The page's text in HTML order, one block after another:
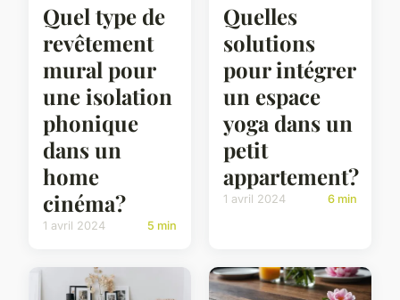
Quel type de
revêtement
mural pour
une isolation
phonique
dans un
home
cinéma?
1 avril 2024 5 min
Quelles
solutions
pour intégrer
un espace
yoga dans un
petit
appartement?
1 avril 2024 6 min